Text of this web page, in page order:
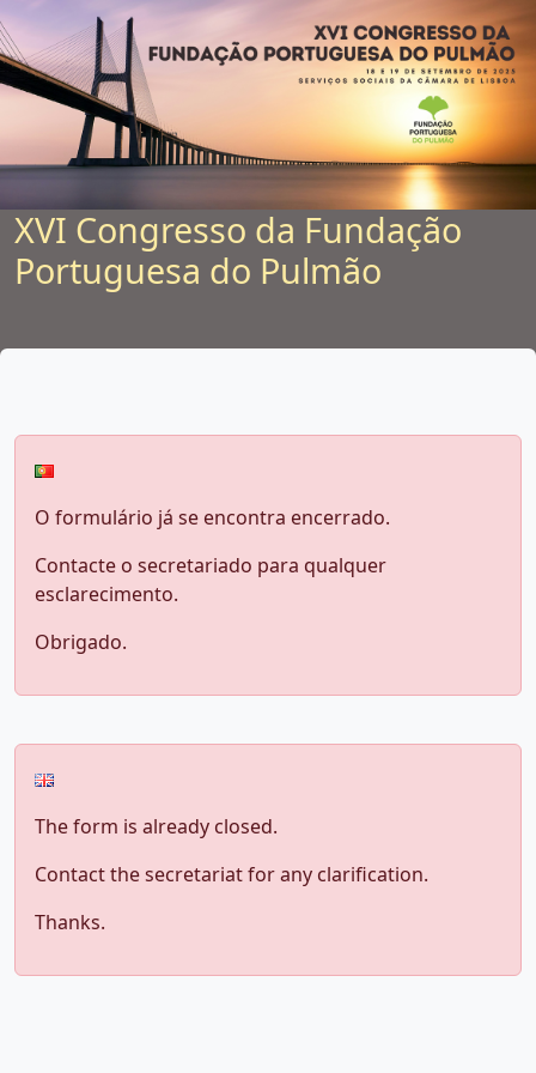
XVI Congresso da Fundação
Portuguesa do Pulmão
O formulário já se encontra encerrado.
Contacte o secretariado para qualquer
esclarecimento.
Obrigado.
The form is already closed.
Contact the secretariat for any clarification.
Thanks.